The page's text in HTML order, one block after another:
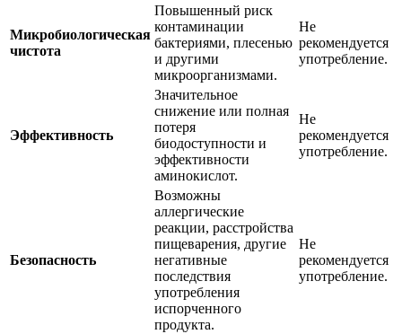
Микробиологическая
чистота
Повышенный риск
контаминации
бактериями, плесенью
и другими
микроорганизмами.
Не
рекомендуется
употребление.
Эффективность
Значительное
снижение или полная
потеря
биодоступности и
эффективности
аминокислот.
Не
рекомендуется
употребление.
Безопасность
Возможны
аллергические
реакции, расстройства
пищеварения, другие
негативные
последствия
употребления
испорченного
продукта.
Не
рекомендуется
употребление.